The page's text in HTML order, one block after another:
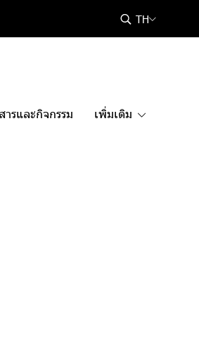
TH
ารและกิจกรรม เพิ่มเติม